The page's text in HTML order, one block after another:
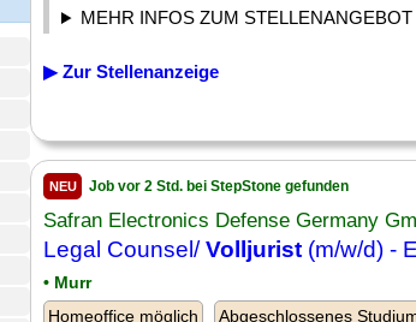
MEHR INFOS ZUM STELLENANGEBOT
▶ Zur Stellenanzeige
NEU Job vor 2 Std. bei StepStone gefunden
Safran Electronics Defense Germany
Legal Counsel/Volljurist (m/w/d) -
• Murr
Homeoffice möglich
Abgeschlossenes